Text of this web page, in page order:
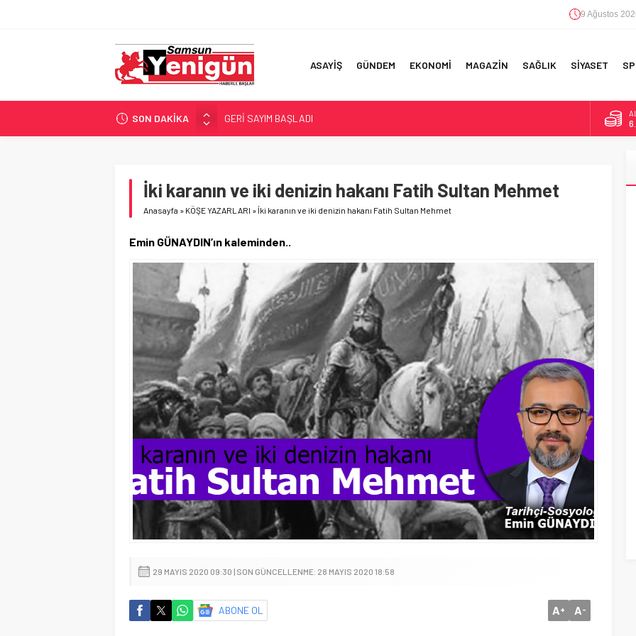
9 Ağustos
ASAYİŞ GÜNDEM EKONOMİ MAGAZİN SAĞLIK SİYASET
SON DAKİKA
GERİ SAYIM BAŞLADI
SAMSUNSPOR’DA HEDEF 5’İNCİLİK!
İŞTE FINDIK FİYATI!
YÖNETİCİ SEÇERKEN YAPILAN EN BÜYÜK HATALAR
İki karanın ve iki denizin hakanı Fatih Sultan Mehmet
Anasayfa » KÖŞE YAZARLARI » İki karanın ve iki denizin hakanı Fatih Sultan Mehmet
Emin GÜNAYDIN’ın kaleminden..
29 MAYIS 2020 09:30 | SON GÜNCELLENME: 28 MAYIS 2020 18:58
ABONE OL A+ A-